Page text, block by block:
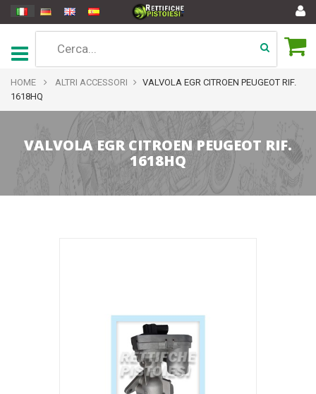
HOME ALTRI ACCESSORI
VALVOLA EGR CITROEN PEUGEOT RIF.
1618HQ
VALVOLA EGR CITROEN PEUGEOT RIF.
1618HQ